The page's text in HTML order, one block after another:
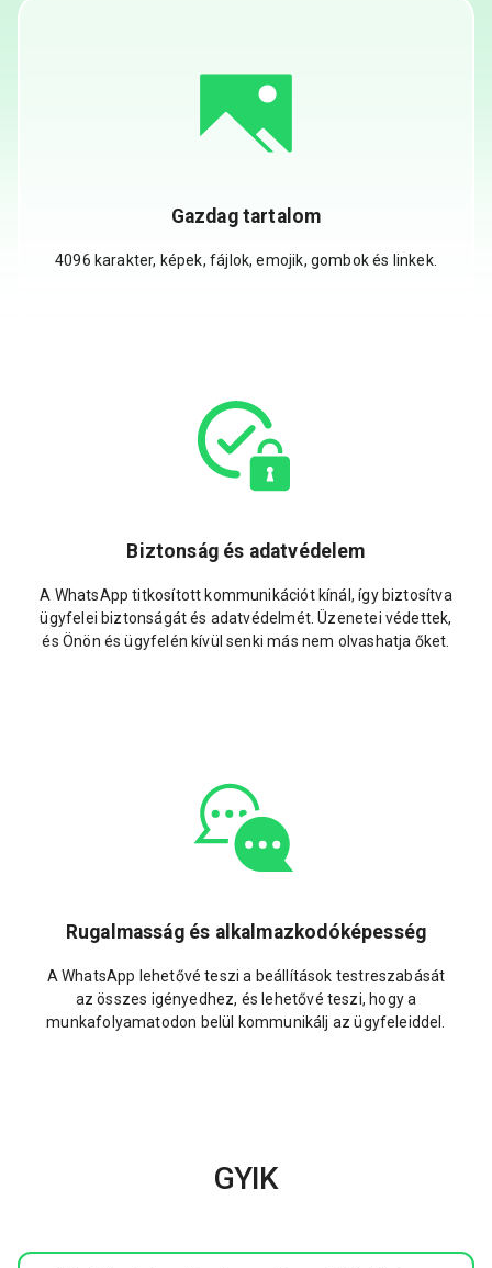
Gazdag tartalom
4096 karakter, képek, fájlok, emojik, gombok és linkek.
Biztonság és adatvédelem
A WhatsApp titkosított kommunikációt kínál, így biztosítva
ügyfelei biztonságát és adatvédelmét. Üzenetei védettek,
és Önön és ügyfelén kívül senki más nem olvashatja őket.
Rugalmasság és alkalmazkodóképesség
A WhatsApp lehetővé teszi a beállítások testreszabását
az összes igényedhez, és lehetővé teszi, hogy a
munkafolyamatodon belül kommunikálj az ügyfeleiddel.
GYIK